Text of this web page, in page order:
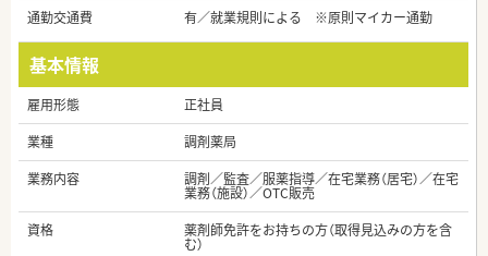
通勤交通費
有／就業規則による ※原則マイカー通勤
基本情報
雇用形態
正社員
業種
調剤薬局
業務内容
調剤／監査／服薬指導／在宅業務（居宅）／在宅
業務（施設）／OTC販売
資格
薬剤師免許をお持ちの方（取得見込みの方を含
む）